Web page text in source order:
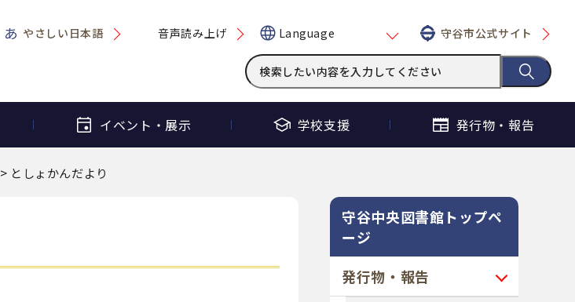
やさしい日本語 音声読み上げ Language 守谷市公式サイト
イベント・ 展示 学校支援 発行物・報告
> としょかんだより
守谷中央図書館トップペ
ージ
発行物・報告